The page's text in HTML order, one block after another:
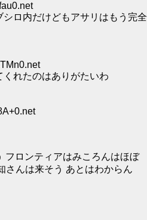
ロ内だけどもアサリはもう完全
れたのはありがたいわ
フロンティアはみころんはほぼ
さんは来そう あとはわからん